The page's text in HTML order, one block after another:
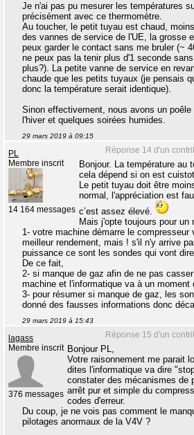
Je n'ai pas pu mesurer les températures
précisément avec ce thermomètre.
Au toucher, le petit tuyau est chaud,
des vannes de service de l'UE, la grosse
peux garder le contact sans me bruler (~
ne peux pas la tenir plus d'1 seconde
plus?). La petite vanne de service en
chaude que les petits tuyaux (je pensais
donc la température serait identique).
Sinon effectivement, nous avons un
l'hiver et quelques soirées humides.
29 mars 2019 à 09:15
Réponse 14 d'un
PL
Membre inscrit
14 164 messages
Bonjour. La température au
cela dépend si on est
Le petit tuyau doit être
normal, l'appréciation est
c’est assez élevé.
Mais j'opte toujours pour un
1- votre machine démarre le compresseur
meilleur rendement, mais ! s'il n'y arrive
puissance ce sont les sondes qui vont
De ce fait,
2- si manque de gaz afin de ne pas
machine et l'informatique va à un moment
3- pour résumer si manque de gaz, les
donné des fausses informations donc
29 mars 2019 à 15:43
Réponse 15 d'un
lagass
Membre inscrit
376 messages
Bonjour PL,
Votre raisonnement me parait
dites l'informatique va dire
constater des mécanismes de
arrêt pur et simple du
codes d'erreur.
Du coup, je ne vois pas comment le
pilotages anormaux de la V4V ?